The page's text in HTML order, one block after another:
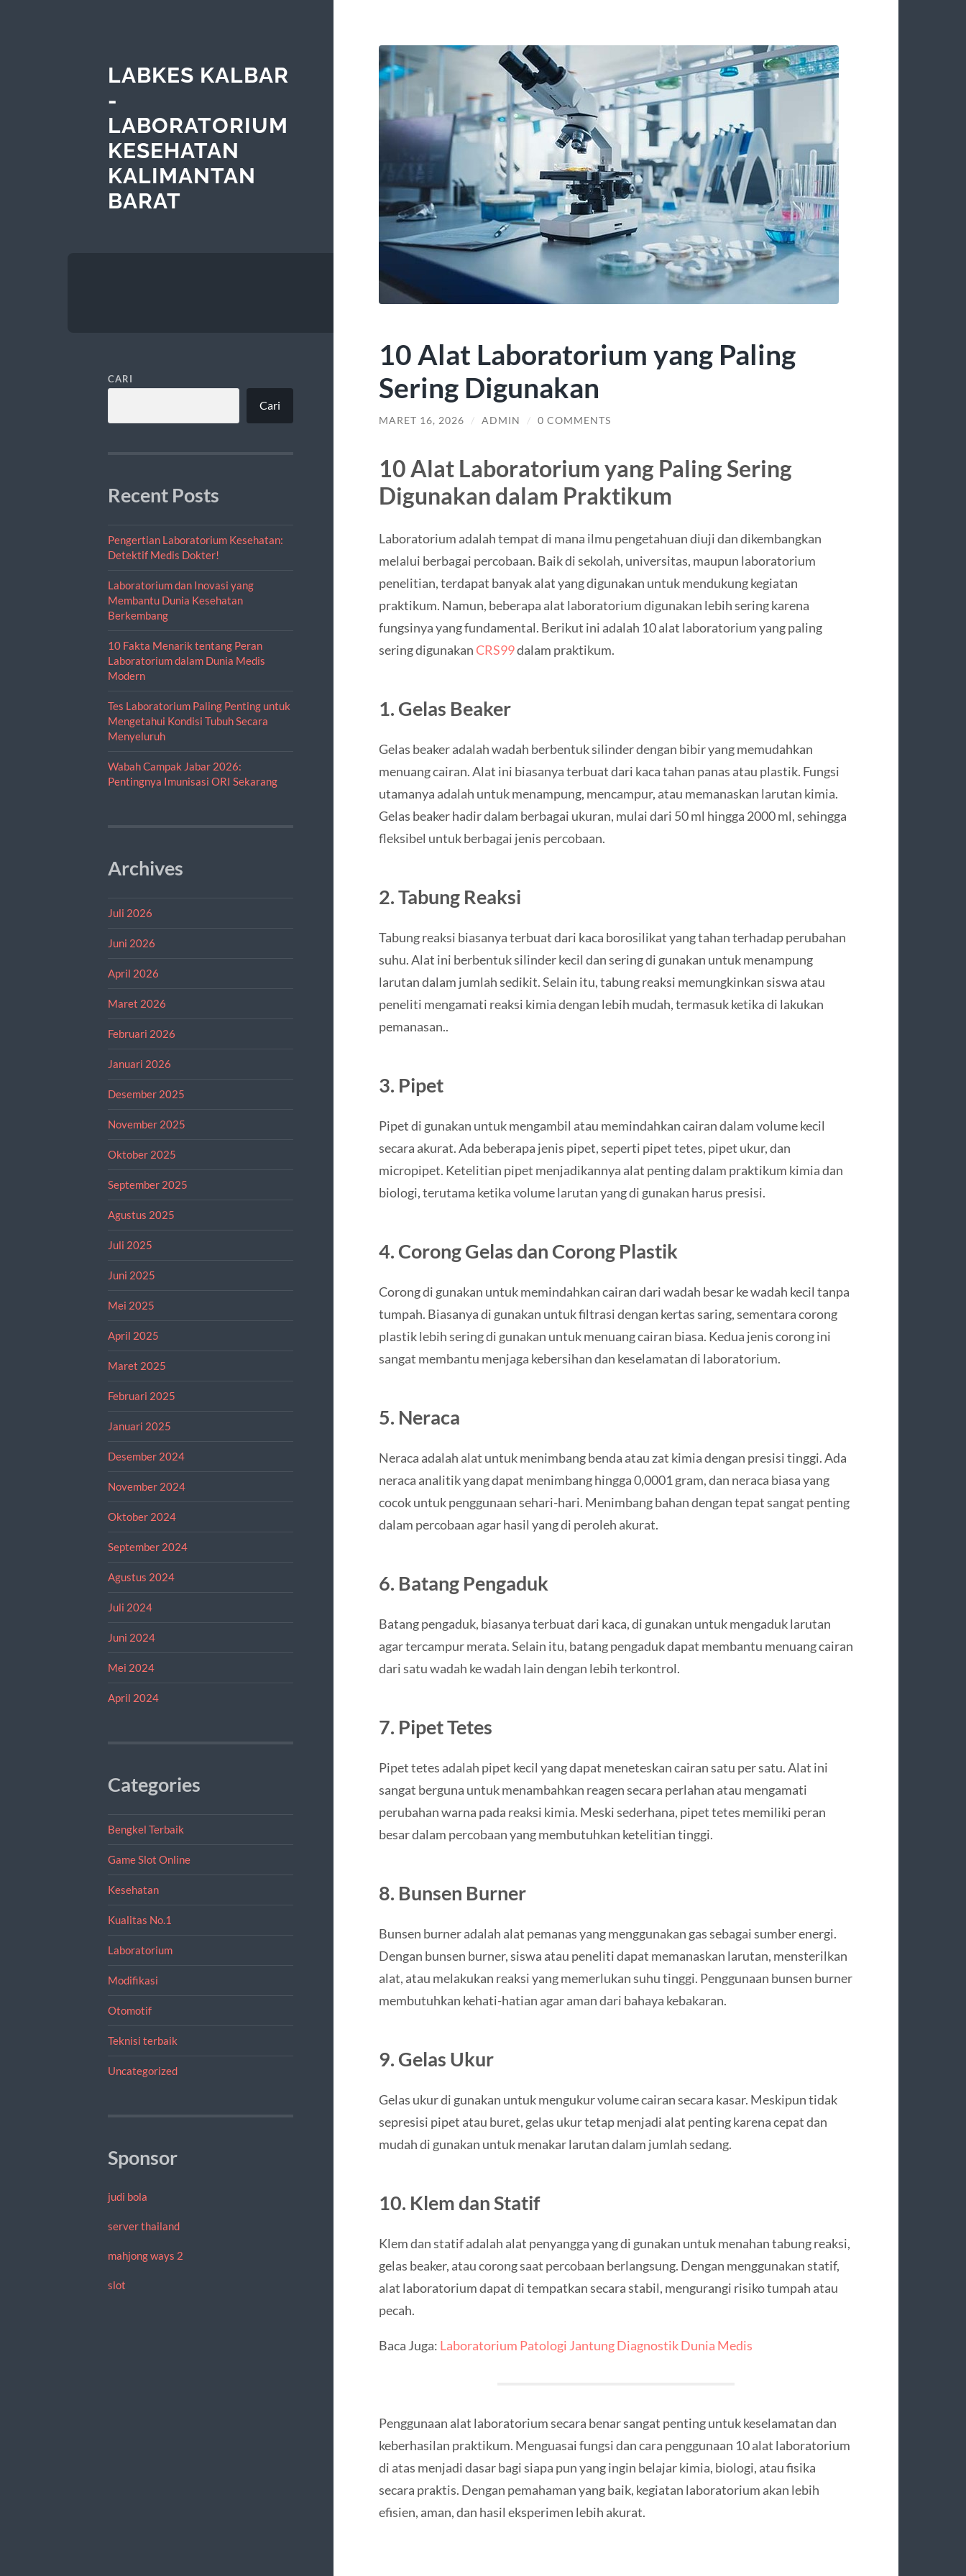
LABKES KALBAR
-
LABORATORIUM
KESEHATAN
KALIMANTAN
BARAT
CARI
Cari
Recent Posts
Pengertian Laboratorium Kesehatan:
Detektif Medis Dokter!
Laboratorium dan Inovasi yang
Membantu Dunia Kesehatan
Berkembang
10 Fakta Menarik tentang Peran
Laboratorium dalam Dunia Medis
Modern
Tes Laboratorium Paling Penting untuk
Mengetahui Kondisi Tubuh Secara
Menyeluruh
Wabah Campak Jabar 2026:
Pentingnya Imunisasi ORI Sekarang
Archives
Juli 2026
Juni 2026
April 2026
Maret 2026
Februari 2026
Januari 2026
Desember 2025
November 2025
Oktober 2025
September 2025
Agustus 2025
Juli 2025
Juni 2025
Mei 2025
April 2025
Maret 2025
Februari 2025
Januari 2025
Desember 2024
November 2024
Oktober 2024
September 2024
Agustus 2024
Juli 2024
Juni 2024
Mei 2024
April 2024
Categories
Bengkel Terbaik
Game Slot Online
Kesehatan
Kualitas No.1
Laboratorium
Modifikasi
Otomotif
Teknisi terbaik
Uncategorized
Sponsor
judi bola
server thailand
mahjong ways 2
slot
10 Alat Laboratorium yang Paling
Sering Digunakan
MARET 16, 2026 / ADMIN / 0 COMMENTS
10 Alat Laboratorium yang Paling Sering
Digunakan dalam Praktikum
Laboratorium adalah tempat di mana ilmu pengetahuan diuji dan dikembangkan
melalui berbagai percobaan. Baik di sekolah, universitas, maupun laboratorium
penelitian, terdapat banyak alat yang digunakan untuk mendukung kegiatan
praktikum. Namun, beberapa alat laboratorium digunakan lebih sering karena
fungsinya yang fundamental. Berikut ini adalah 10 alat laboratorium yang paling
sering digunakanCRS99dalam praktikum.
1. Gelas Beaker
Gelas beaker adalah wadah berbentuk silinder dengan bibir yang memudahkan
menuang cairan. Alat ini biasanya terbuat dari kaca tahan panas atau plastik. Fungsi
utamanya adalah untuk menampung, mencampur, atau memanaskan larutan kimia.
Gelas beaker hadir dalam berbagai ukuran, mulai dari 50 ml hingga 2000 ml, sehingga
fleksibel untuk berbagai jenis percobaan.
2. Tabung Reaksi
Tabung reaksi biasanya terbuat dari kaca borosilikat yang tahan terhadap perubahan
suhu. Alat ini berbentuk silinder kecil dan sering di gunakan untuk menampung
larutan dalam jumlah sedikit. Selain itu, tabung reaksi memungkinkan siswa atau
peneliti mengamati reaksi kimia dengan lebih mudah, termasuk ketika di lakukan
pemanasan..
3. Pipet
Pipet di gunakan untuk mengambil atau memindahkan cairan dalam volume kecil
secara akurat. Ada beberapa jenis pipet, seperti pipet tetes, pipet ukur, dan
micropipet. Ketelitian pipet menjadikannya alat penting dalam praktikum kimia dan
biologi, terutama ketika volume larutan yang di gunakan harus presisi.
4. Corong Gelas dan Corong Plastik
Corong di gunakan untuk memindahkan cairan dari wadah besar ke wadah kecil tanpa
tumpah. Biasanya di gunakan untuk filtrasi dengan kertas saring, sementara corong
plastik lebih sering di gunakan untuk menuang cairan biasa. Kedua jenis corong ini
sangat membantu menjaga kebersihan dan keselamatan di laboratorium.
5. Neraca
Neraca adalah alat untuk menimbang benda atau zat kimia dengan presisi tinggi. Ada
neraca analitik yang dapat menimbang hingga 0,0001 gram, dan neraca biasa yang
cocok untuk penggunaan sehari-hari. Menimbang bahan dengan tepat sangat penting
dalam percobaan agar hasil yang di peroleh akurat.
6. Batang Pengaduk
Batang pengaduk, biasanya terbuat dari kaca, di gunakan untuk mengaduk larutan
agar tercampur merata. Selain itu, batang pengaduk dapat membantu menuang cairan
dari satu wadah ke wadah lain dengan lebih terkontrol.
7. Pipet Tetes
Pipet tetes adalah pipet kecil yang dapat meneteskan cairan satu per satu. Alat ini
sangat berguna untuk menambahkan reagen secara perlahan atau mengamati
perubahan warna pada reaksi kimia. Meski sederhana, pipet tetes memiliki peran
besar dalam percobaan yang membutuhkan ketelitian tinggi.
8. Bunsen Burner
Bunsen burner adalah alat pemanas yang menggunakan gas sebagai sumber energi.
Dengan bunsen burner, siswa atau peneliti dapat memanaskan larutan, mensterilkan
alat, atau melakukan reaksi yang memerlukan suhu tinggi. Penggunaan bunsen burner
membutuhkan kehati-hatian agar aman dari bahaya kebakaran.
9. Gelas Ukur
Gelas ukur di gunakan untuk mengukur volume cairan secara kasar. Meskipun tidak
sepresisi pipet atau buret, gelas ukur tetap menjadi alat penting karena cepat dan
mudah di gunakan untuk menakar larutan dalam jumlah sedang.
10. Klem dan Statif
Klem dan statif adalah alat penyangga yang di gunakan untuk menahan tabung reaksi,
gelas beaker, atau corong saat percobaan berlangsung. Dengan menggunakan statif,
alat laboratorium dapat di tempatkan secara stabil, mengurangi risiko tumpah atau
pecah.
Baca Juga: Laboratorium Patologi Jantung Diagnostik Dunia Medis
Penggunaan alat laboratorium secara benar sangat penting untuk keselamatan dan
keberhasilan praktikum. Menguasai fungsi dan cara penggunaan 10 alat laboratorium
di atas menjadi dasar bagi siapa pun yang ingin belajar kimia, biologi, atau fisika
secara praktis. Dengan pemahaman yang baik, kegiatan laboratorium akan lebih
efisien, aman, dan hasil eksperimen lebih akurat.